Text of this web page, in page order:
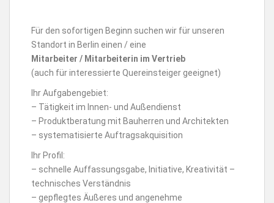
Für den sofortigen Beginn suchen wir für unseren
Standort in Berlin einen / eine
Mitarbeiter / Mitarbeiterin im Vertrieb
(auch für interessierte Quereinsteiger geeignet)
Ihr Aufgabengebiet:
– Tätigkeit im Innen- und Außendienst
– Produktberatung mit Bauherren und Architekten
– systematisierte Auftragsakquisition
Ihr Profil:
– schnelle Auffassungsgabe, Initiative, Kreativität –
technisches Verständnis
– gepflegtes Äußeres und angenehme